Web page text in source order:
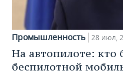
Промышленность 28 июл,
На автопилоте: кто
беспилотной